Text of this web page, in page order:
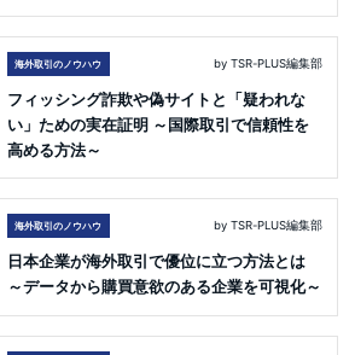
海外取引のノウハウ
フィッシング詐欺や偽サイトと「疑われな
い」ための実在証明 ～国際取引で信頼性を
高める方法～
by TSR-PLUS編集部
海外取引のノウハウ
日本企業が海外取引で優位に立つ方法とは
～データから購買意欲のある企業を可視化～
by TSR-PLUS編集部